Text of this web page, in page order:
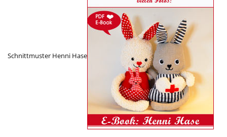
Schnittmuster Henni Hase